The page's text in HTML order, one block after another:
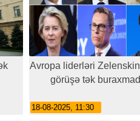
Avropa liderləri
görüşə tək
18-08-2025, 11:30